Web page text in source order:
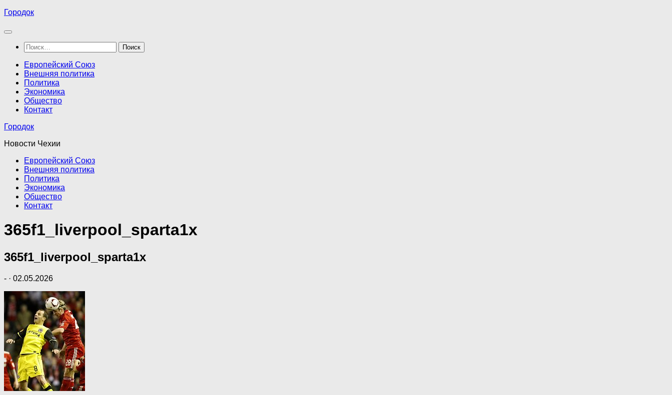
Перейти
содержимому
Городок
Найти:
Европейский Союз
Внешняя политика
Политика
Экономика
Общество
Контакт
Городок
Новости Чехии
Европейский Союз
Внешняя политика
Политика
Экономика
Общество
Контакт
365f1_liverpool_sparta1x
365f1_liverpool_sparta1x
- · 02.05.2026